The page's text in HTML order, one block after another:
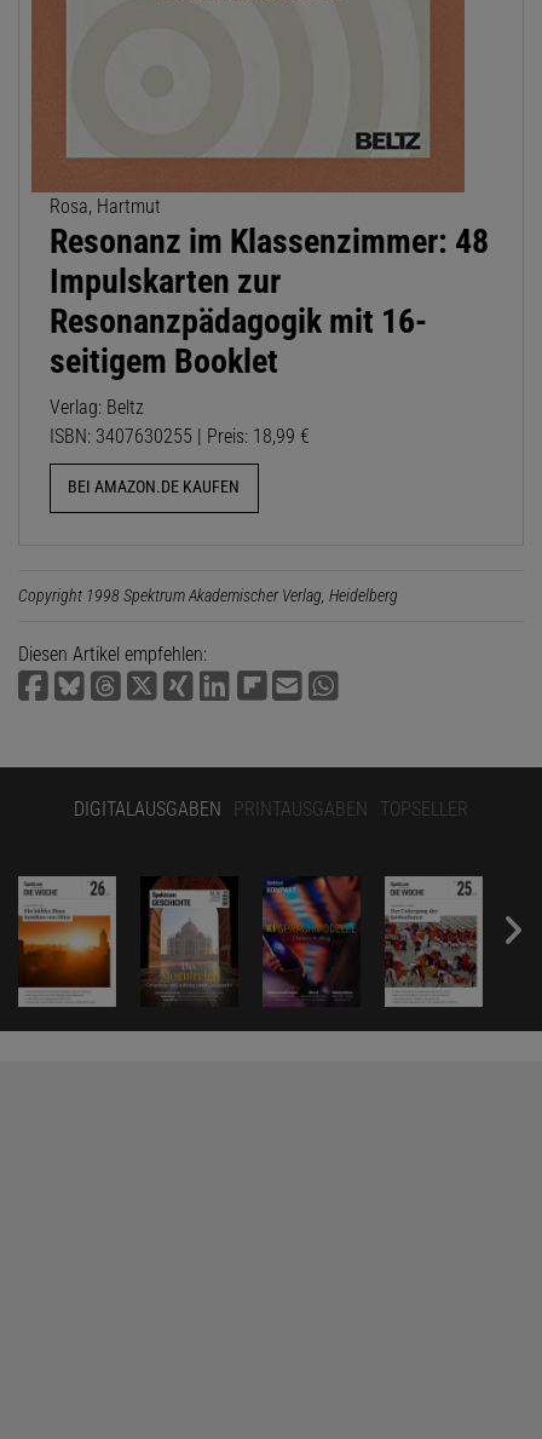
Rosa, Hartmut
Resonanz im Klassenzimmer: 48
Impulskarten zur
Resonanzpädagogik mit 16-
seitigem Booklet
Verlag: Beltz
ISBN: 3407630255 | Preis: 18,99 €
BEI AMAZON.DE KAUFEN
Copyright 1998 Spektrum Akademischer Verlag, Heidelberg
Diesen Artikel empfehlen:
DIGITALAUSGABEN PRINTAUSGABEN TOPSELLER